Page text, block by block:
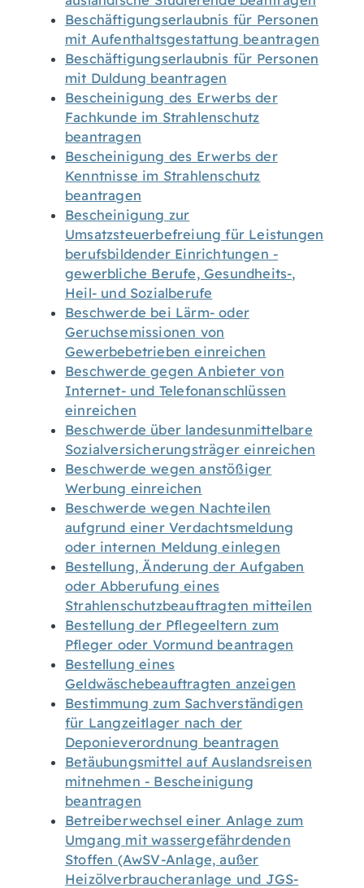
Beschäftigungserlaubnis für Personen
mit Aufenthaltsgestattung beantragen
Beschäftigungserlaubnis für Personen
mit Duldung beantragen
Bescheinigung des Erwerbs der
Fachkunde im Strahlenschutz
beantragen
Bescheinigung des Erwerbs der
Kenntnisse im Strahlenschutz
beantragen
Bescheinigung zur
Umsatzsteuerbefreiung für Leistungen
berufsbildender Einrichtungen -
gewerbliche Berufe, Gesundheits-,
Heil- und Sozialberufe
Beschwerde bei Lärm- oder
Geruchsemissionen von
Gewerbebetrieben einreichen
Beschwerde gegen Anbieter von
Internet- und Telefonanschlüssen
einreichen
Beschwerde über landesunmittelbare
Sozialversicherungsträger einreichen
Beschwerde wegen anstößiger
Werbung einreichen
Beschwerde wegen Nachteilen
aufgrund einer Verdachtsmeldung
oder internen Meldung einlegen
Bestellung, Änderung der Aufgaben
oder Abberufung eines
Strahlenschutzbeauftragten mitteilen
Bestellung der Pflegeeltern zum
Pfleger oder Vormund beantragen
Bestellung eines
Geldwäschebeauftragten anzeigen
Bestimmung zum Sachverständigen
für Langzeitlager nach der
Deponieverordnung beantragen
Betäubungsmittel auf Auslandsreisen
mitnehmen - Bescheinigung
beantragen
Betreiberwechsel einer Anlage zum
Umgang mit wassergefährdenden
Stoffen (AwSV-Anlage, außer
Heizölverbraucheranlage und JGS-